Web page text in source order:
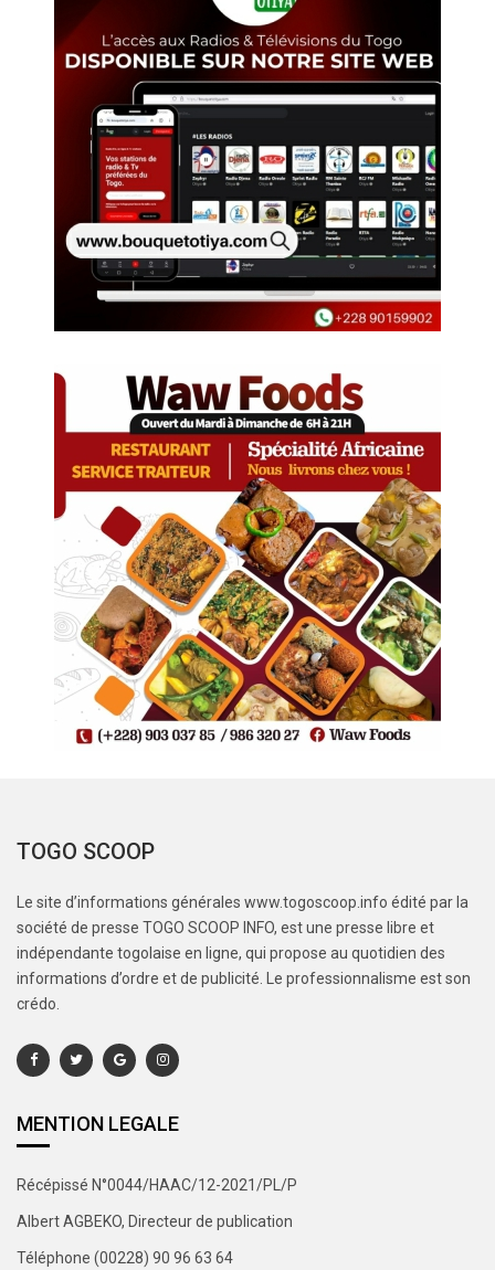
TOGO SCOOP
Le site d’informations générales www.togoscoop.info édité par la
société de presse TOGO SCOOP INFO, est une presse libre et
indépendante togolaise en ligne, qui propose au quotidien des
informations d’ordre et de publicité. Le professionnalisme est son
crédo.
MENTION LEGALE
Récépissé N°0044/HAAC/12-2021/PL/P
Albert AGBEKO, Directeur de publication
Téléphone (00228) 90 96 63 64